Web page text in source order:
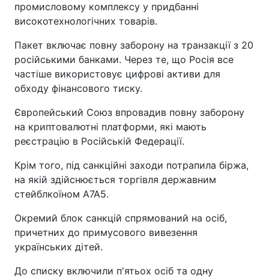
промисловому комплексу у придбанні
високотехнологічних товарів.
Пакет включає повну заборону на транзакції з 20
російськими банками. Через те, що Росія все
частіше використовує цифрові активи для
обходу фінансового тиску.
Європейський Союз впровадив повну заборону
на криптовалютні платформи, які мають
реєстрацію в Російській Федерації.
Крім того, під санкційні заходи потрапила біржа,
на якій здійснюється торгівля державним
стейблкоїном A7A5.
Окремий блок санкцій спрямований на осіб,
причетних до примусового вивезення
українських дітей.
До списку включили п'ятьох осіб та одну